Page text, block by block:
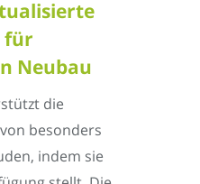
für
Neubau
die
besonders
indem sie